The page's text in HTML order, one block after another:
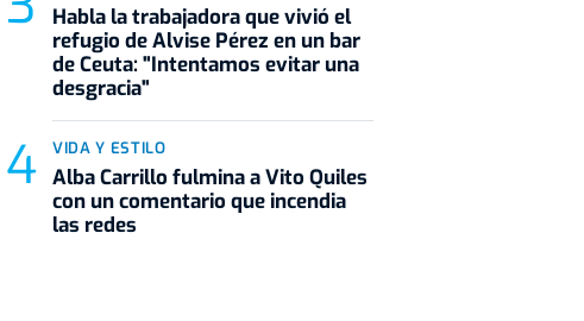
Habla la trabajadora que vivió el
refugio de Alvise Pérez en un bar
de Ceuta: "Intentamos evitar una
desgracia"
VIDA Y ESTILO
Alba Carrillo fulmina a Vito Quiles
con un comentario que incendia
las redes